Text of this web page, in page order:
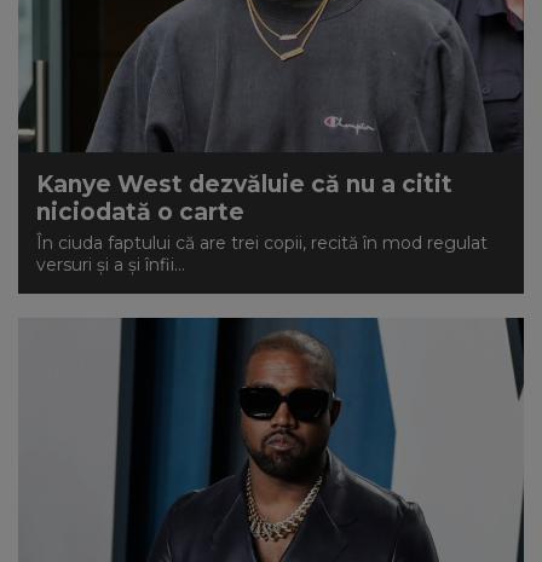
Kanye West dezvăluie că nu a citit
niciodată o carte
În ciuda faptului că are trei copii, recită în mod regulat
versuri și a și înfii...